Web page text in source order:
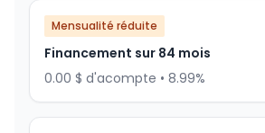
Mensualité réduite
Financement sur 84 mois
0.00 $ d'acompte • 8.99%